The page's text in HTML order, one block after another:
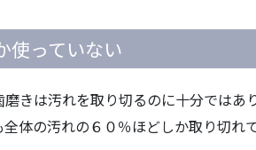
っていない
きは汚れを取り切るのに十分では
体の汚れの６０％ほどしか取り切れ